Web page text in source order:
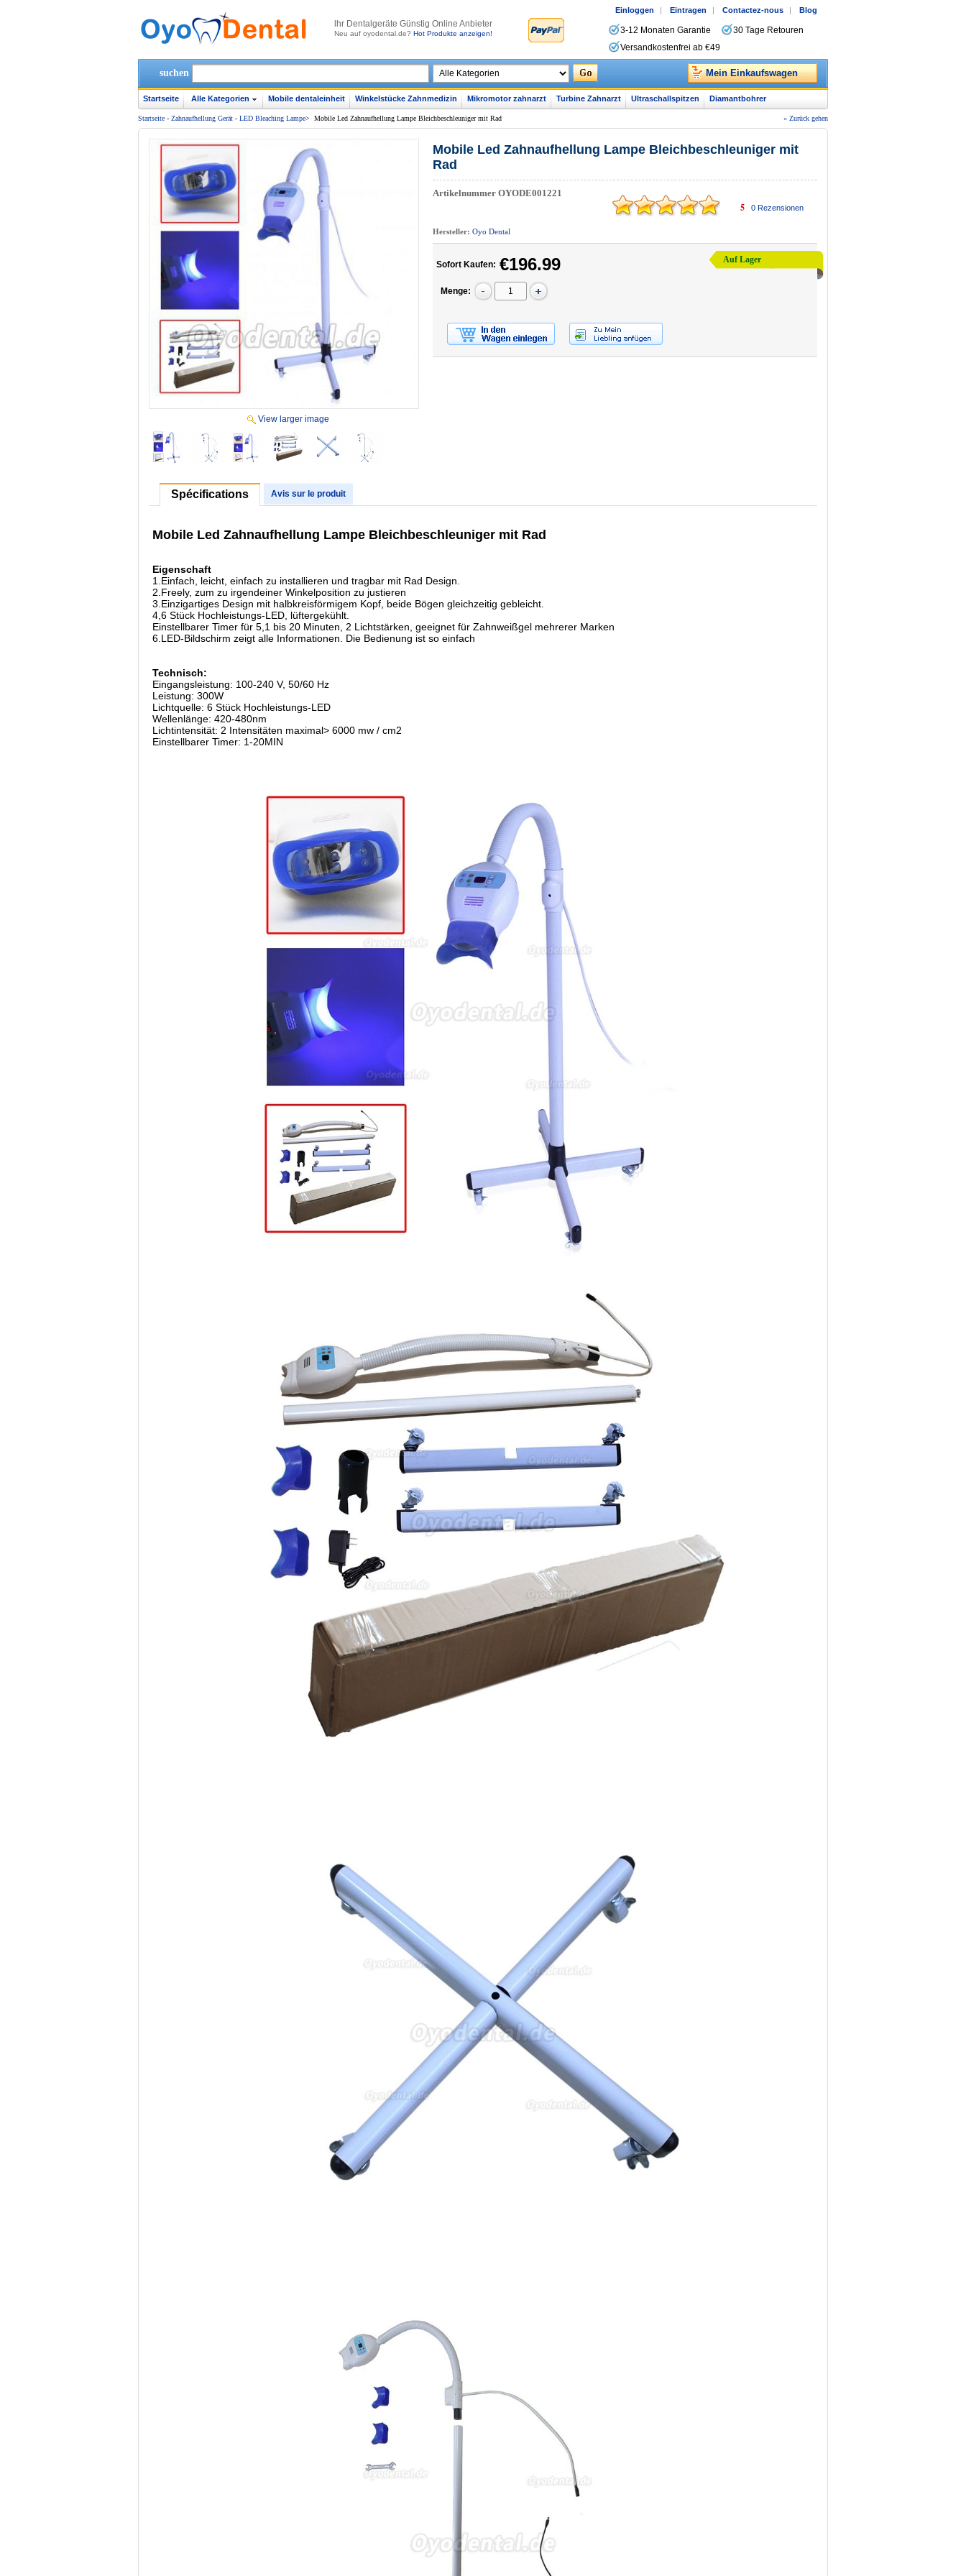
lhr Dentalgeräte Günstig Online Anbieter
Neu auf oyodental.de? Hot Produkte anzeigen!
Einloggen | Eintragen | Contactez-nous | Blog
3-12 Monaten Garantie
30 Tage Retouren
Versandkostenfrei ab €49
suchen Mein Einkaufswagen
Startseite Alle Kategorien Mobile dentaleinheit Winkelstücke Zahnmedizin Mikromotor zahnarzt Turbine Zahnarzt Ultraschallspitzen Diamantbohrer
Startseite - Zahnaufhellung Gerät - LED Bleaching Lampe> Mobile Led Zahnaufhellung Lampe Bleichbeschleuniger mit Rad « Zurück gehen
View larger image
Mobile Led Zahnaufhellung Lampe Bleichbeschleuniger mit
Rad
Artikelnummer OYODE001221
5 0Rezensionen
Hersteller: Oyo Dental
Auf Lager
Sofort Kaufen: €196.99
Menge:
Spécifications Avis sur le produit
Mobile Led Zahnaufhellung Lampe Bleichbeschleuniger mit Rad
Eigenschaft
1.Einfach, leicht, einfach zu installieren und tragbar mit Rad Design.
2.Freely, zum zu irgendeiner Winkelposition zu justieren
3.Einzigartiges Design mit halbkreisförmigem Kopf, beide Bögen gleichzeitig gebleicht.
4,6 Stück Hochleistungs-LED, lüftergekühlt.
Einstellbarer Timer für 5,1 bis 20 Minuten, 2 Lichtstärken, geeignet für Zahnweißgel mehrerer Marken
6.LED-Bildschirm zeigt alle Informationen. Die Bedienung ist so einfach
Technisch:
Eingangsleistung: 100-240 V, 50/60 Hz
Leistung: 300W
Lichtquelle: 6 Stück Hochleistungs-LED
Wellenlänge: 420-480nm
Lichtintensität: 2 Intensitäten maximal> 6000 mw / cm2
Einstellbarer Timer: 1-20MIN